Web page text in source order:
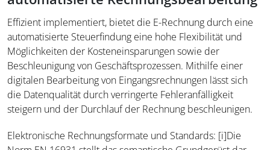
Effizient implementiert, bietet die E-Rechnung durch eine
automatisierte Steuerfindung eine hohe Flexibilität und
Möglichkeiten der Kosteneinsparungen sowie der
Beschleunigung von Geschäftsprozessen. Mithilfe einer
digitalen Bearbeitung von Eingangsrechnungen lässt sich
die Datenqualität durch verringerte Fehleranfälligkeit
steigern und der Durchlauf der Rechnung beschleunigen.
Elektronische Rechnungsformate und Standards: [i]Die